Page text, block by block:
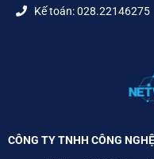
Kế toán: 028.22146275
CÔNG TY TNHH CÔNG